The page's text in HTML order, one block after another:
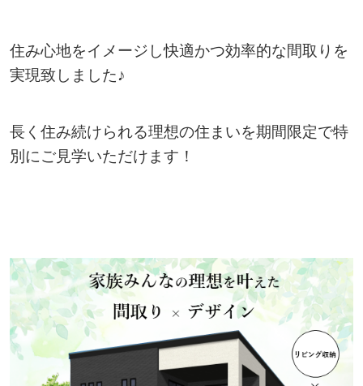
住み心地をイメージし快適かつ効率的な間取りを
実現致しました♪
長く住み続けられる理想の住まいを期間限定で特
別にご見学いただけます！